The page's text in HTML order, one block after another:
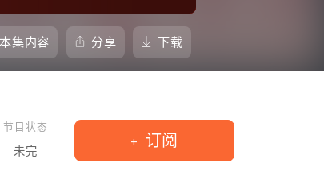
本集内容 分享 下载
节目状态
未完
订阅